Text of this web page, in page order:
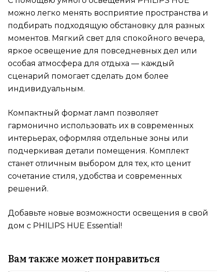
можно легко менять восприятие пространства и
подбирать подходящую обстановку для разных
моментов. Мягкий свет для спокойного вечера,
яркое освещение для повседневных дел или
особая атмосфера для отдыха — каждый
сценарий помогает сделать дом более
индивидуальным.
Компактный формат ламп позволяет
гармонично использовать их в современных
интерьерах, оформляя отдельные зоны или
подчеркивая детали помещения. Комплект
станет отличным выбором для тех, кто ценит
сочетание стиля, удобства и современных
решений.
Добавьте новые возможности освещения в свой
дом с PHILIPS HUE Essential!
Вам также может понравиться